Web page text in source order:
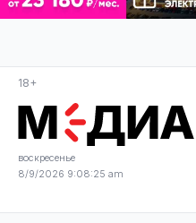
18+
воскресенье
8/9/2026 9:08:25 am